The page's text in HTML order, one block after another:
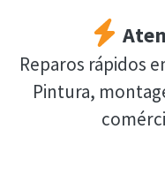
Reparos rápidos
Pintura,